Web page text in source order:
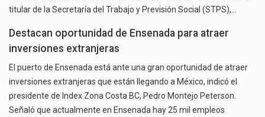
titular de la Secretaría del Trabajo y Previsión Social (STPS),…
Destacan oportunidad de Ensenada para atraer
inversiones extranjeras
El puerto de Ensenada está ante una gran oportunidad de atraer
inversiones extranjeras que están llegando a México, indicó el
presidente de Index Zona Costa BC, Pedro Montejo Peterson.
Señaló que actualmente en Ensenada hay 25 mil empleos